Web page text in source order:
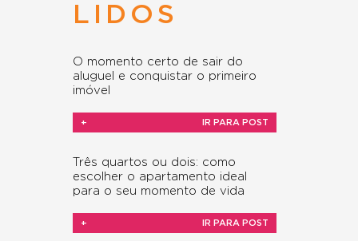
LIDOS
O momento certo de sair do
aluguel e conquistar o primeiro
imóvel
+ IR PARA POST
Três quartos ou dois: como
escolher o apartamento ideal
para o seu momento de vida
+ IR PARA POST